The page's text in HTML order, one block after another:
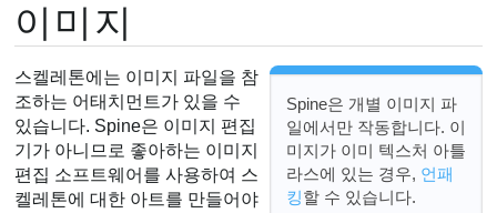
연락처
FAQ
평가판 사용
구매
이미지
Spine은 개별 이미지 파
일에서만 작동합니다. 이
미지가 이미 텍스처 아틀
라스에 있는 경우, 언패
킹할 수 있습니다.
스켈레톤에는 이미지 파일을 참
조하는 어태치먼트가 있을 수
있습니다. Spine은 이미지 편집
기가 아니므로 좋아하는 이미지
편집 소프트웨어를 사용하여 스
켈레톤에 대한 아트를 만들어야